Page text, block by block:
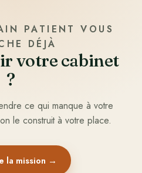
PATIENT VOUS
DÉJÀ
votre cabinet
?
ce qui manque à votre
le construit à votre place.
la mission →